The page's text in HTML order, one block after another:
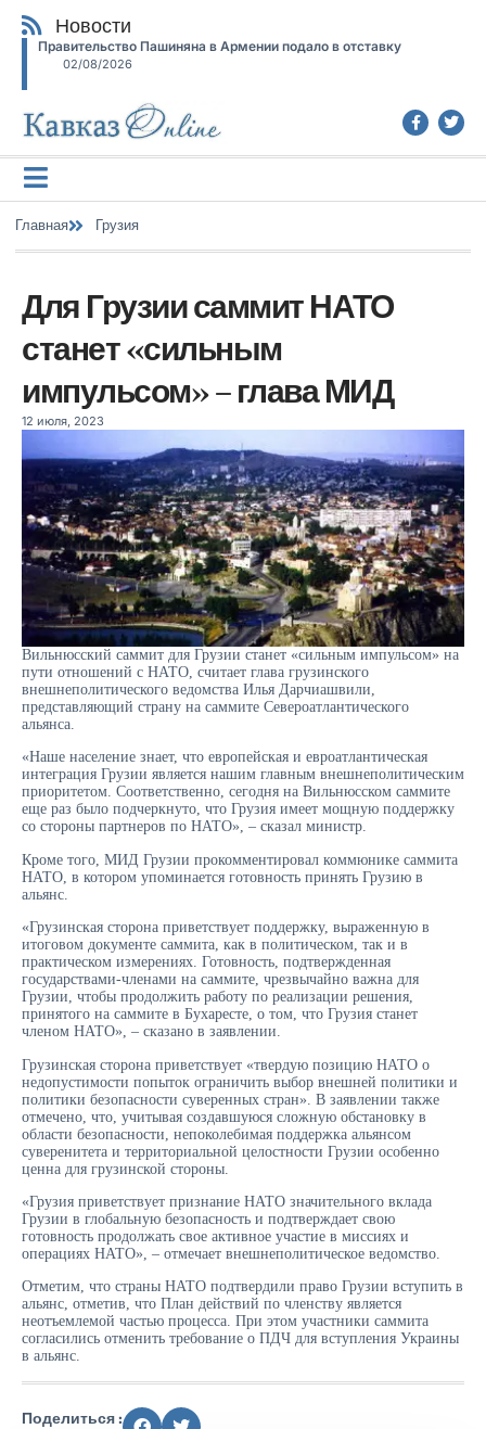
Новости
Правительство Пашиняна в Армении подало в отставку
02/08/2026
Главная Грузия
Для Грузии саммит НАТО
станет «сильным
импульсом» – глава МИД
12 июля, 2023
Вильнюсский саммит для Грузии станет «сильным импульсом» на
пути отношений с НАТО, считает глава грузинского
внешнеполитического ведомства Илья Дарчиашвили,
представляющий страну на саммите Североатлантического
альянса.
«Наше население знает, что европейская и евроатлантическая
интеграция Грузии является нашим главным внешнеполитическим
приоритетом. Соответственно, сегодня на Вильнюсском саммите
еще раз было подчеркнуто, что Грузия имеет мощную поддержку
со стороны партнеров по НАТО», – сказал министр.
Кроме того, МИД Грузии прокомментировал коммюнике саммита
НАТО, в котором упоминается готовность принять Грузию в
альянс.
«Грузинская сторона приветствует поддержку, выраженную в
итоговом документе саммита, как в политическом, так и в
практическом измерениях. Готовность, подтвержденная
государствами-членами на саммите, чрезвычайно важна для
Грузии, чтобы продолжить работу по реализации решения,
принятого на саммите в Бухаресте, о том, что Грузия станет
членом НАТО», – сказано в заявлении.
Грузинская сторона приветствует «твердую позицию НАТО о
недопустимости попыток ограничить выбор внешней политики и
политики безопасности суверенных стран». В заявлении также
отмечено, что, учитывая создавшуюся сложную обстановку в
области безопасности, непоколебимая поддержка альянсом
суверенитета и территориальной целостности Грузии особенно
ценна для грузинской стороны.
«Грузия приветствует признание НАТО значительного вклада
Грузии в глобальную безопасность и подтверждает свою
готовность продолжать свое активное участие в миссиях и
операциях НАТО», – отмечает внешнеполитическое ведомство.
Отметим, что страны НАТО подтвердили право Грузии вступить в
альянс, отметив, что План действий по членству является
неотъемлемой частью процесса. При этом участники саммита
согласились отменить требование о ПДЧ для вступления Украины
в альянс.
Поделиться :